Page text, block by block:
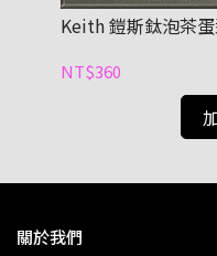
Keith 鎧斯鈦泡茶
NT$360
關於我們